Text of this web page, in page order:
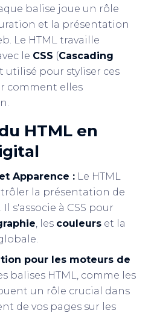
balise joue un rôle
et la présentation
Le HTML travaille
le CSS (Cascading
utilisé pour styliser ces
comment elles
HTML en
Apparence : Le HTML
la présentation de
s'associe à CSS pour
, les couleurs et la
pour les moteurs de
balises HTML, comme les
un rôle crucial dans
de vos pages sur les